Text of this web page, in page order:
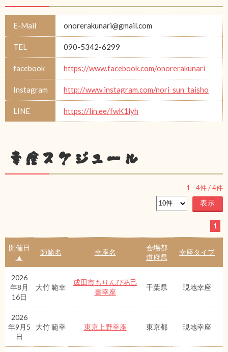
E-Mail onorerakunari@gmail.com
TEL 090-5342-6299
facebook https://www.facebook.com/onorerakunari
Instagram http://www.instagram.com/nori_sun_taisho
LINE https://lin.ee/fwK1lyh
幸座スケジュール
1 - 4件 /4件
1
開催日
▲
師範名 幸座名
会場都
道府県
幸座タイプ
2026
年8月
16日
大竹 範幸
成田市もりんぴあ己
書幸座
千葉県 現地幸座
2026
年9月5
日
大竹 範幸 東京上野幸座 東京都 現地幸座